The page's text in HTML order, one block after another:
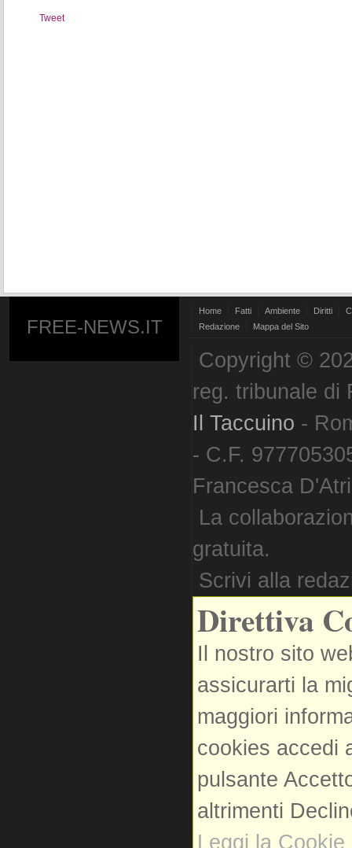
Tweet
FREE-NEWS.IT
Home Fatti Ambiente Diritti
Redazione
Mappa del Sito
Copyright ©
reg. tribunale di
Il Taccuino -
- C.F.
Francesca
La
gratuita.
Scrivi alla
Direttiva
Il nostro sito
assicurarti la
maggiori
cookies accedi
pulsante
altrimenti
Leggi la Cookie